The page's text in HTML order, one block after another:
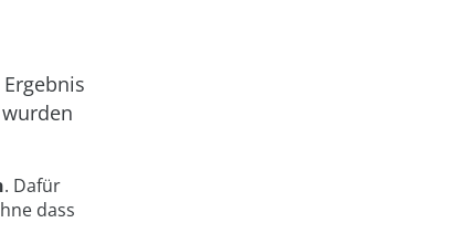
. Dafür
dass